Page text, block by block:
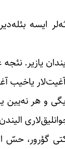
ایسه
یازیر.
یاخیب
و هر نه‌یین
گؤرور، حسّ